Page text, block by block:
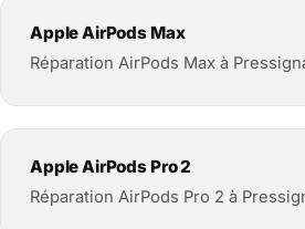
Apple AirPods Max
Réparation AirPods Max à
Apple AirPods Pro 2
Réparation AirPods Pro 2 à